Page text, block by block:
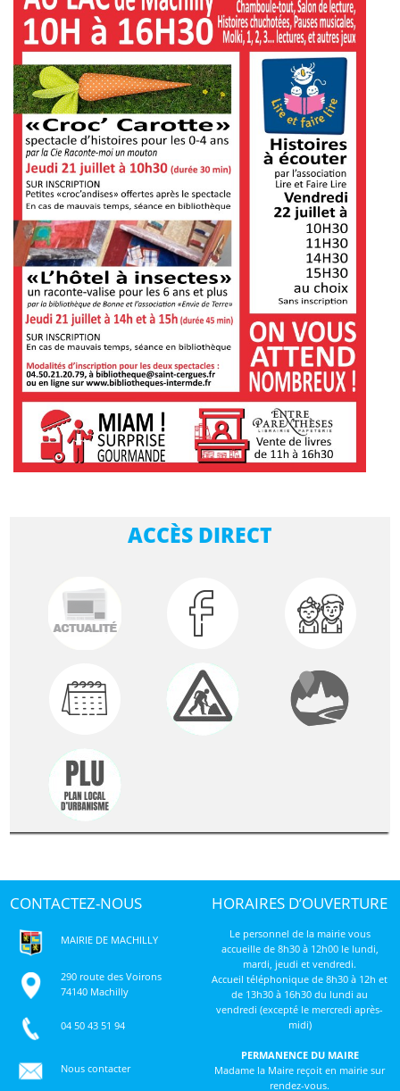
ACCÈS DIRECT
CONTACTEZ-NOUS
MAIRIE DE MACHILLY
290 route des Voirons
74140 Machilly
04 50 43 51 94
Nous contacter
HORAIRES D’OUVERTURE
Le personnel de la mairie vous
accueille de 8h30 à 12h00 le lundi,
mardi, jeudi et vendredi.
Accueil téléphonique de 8h30 à 12h et
de 13h30 à 16h30 du lundi au
vendredi (excepté le mercredi après-
midi)
PERMANENCE DU MAIRE
Madame la Maire reçoit en mairie sur
rendez-vous.